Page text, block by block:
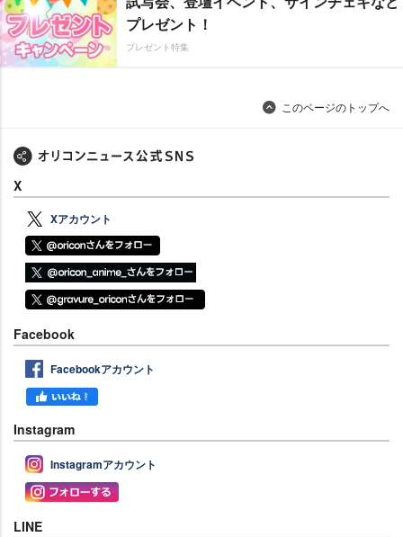
プレゼント！
プレゼント特集
このページのトップへ
X
Xアカウント
Facebook
Facebookアカウント
Instagram
Instagramアカウント
LINE